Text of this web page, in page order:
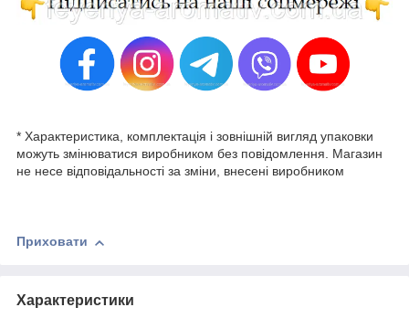
* Характеристика, комплектація і зовнішній вигляд упаковки
можуть змінюватися виробником без повідомлення. Магазин
не несе відповідальності за зміни, внесені виробником
Приховати
Характеристики